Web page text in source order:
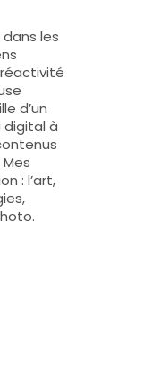
les
d’un
digital à
: l’art,